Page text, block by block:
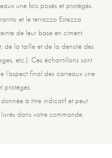
une fois posés et protégés.
et le terrazzo Estezza
de leur base en ciment
de la taille et de la densité des
etc.). Ces échantillons sont
l'aspect final des carreaux une
protégés.
donnée à titre indicatif et peut
dans votre commande.